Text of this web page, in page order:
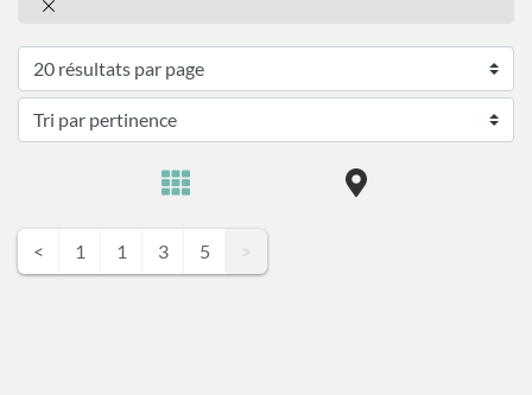
< 1 1 3 5 >